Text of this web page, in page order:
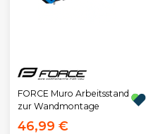
FORCE Muro Arbeitsstand
zur Wandmontage
46,99 €